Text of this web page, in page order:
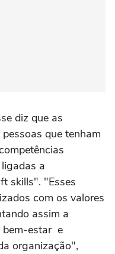
diz que as
que tenham
a
skills". "Esses
com os valores
assim a
bem-estar e
organização",